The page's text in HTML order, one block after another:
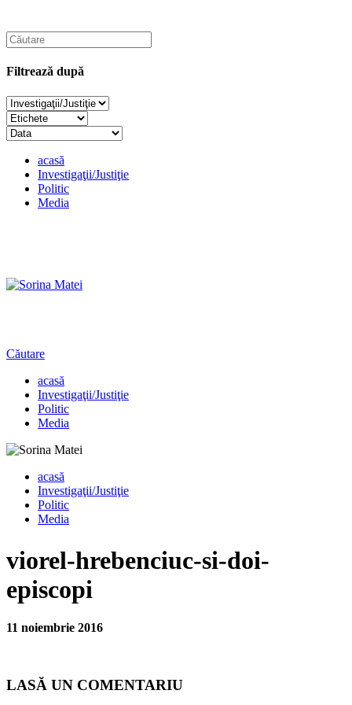
Filtrează după
acasă
Investigaţii/Justiţie
Politic
Media
Căutare
acasă
Investigaţii/Justiţie
Politic
Media
acasă
Investigaţii/Justiţie
Politic
Media
viorel-hrebenciuc-si-doi-
episcopi
11 noiembrie 2016
LASĂ UN COMENTARIU